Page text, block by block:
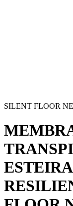
SILENT FLOOR